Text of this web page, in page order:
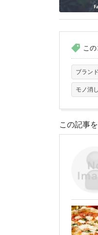
こ
ブランド
モノ消
この記事